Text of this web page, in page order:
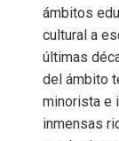
ámbitos
cultural a
últimas
del ámbito
minorista e
inmensas